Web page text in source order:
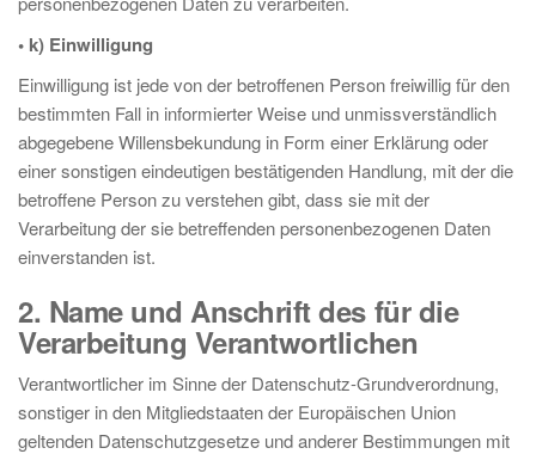
• k) Einwilligung
Einwilligung ist jede von der betroffenen Person freiwillig für den
bestimmten Fall in informierter Weise und unmissverständlich
abgegebene Willensbekundung in Form einer Erklärung oder
einer sonstigen eindeutigen bestätigenden Handlung, mit der die
betroffene Person zu verstehen gibt, dass sie mit der
Verarbeitung der sie betreffenden personenbezogenen Daten
einverstanden ist.
2. Name und Anschrift des für die
Verarbeitung Verantwortlichen
Verantwortlicher im Sinne der Datenschutz-Grundverordnung,
sonstiger in den Mitgliedstaaten der Europäischen Union
geltenden Datenschutzgesetze und anderer Bestimmungen mit